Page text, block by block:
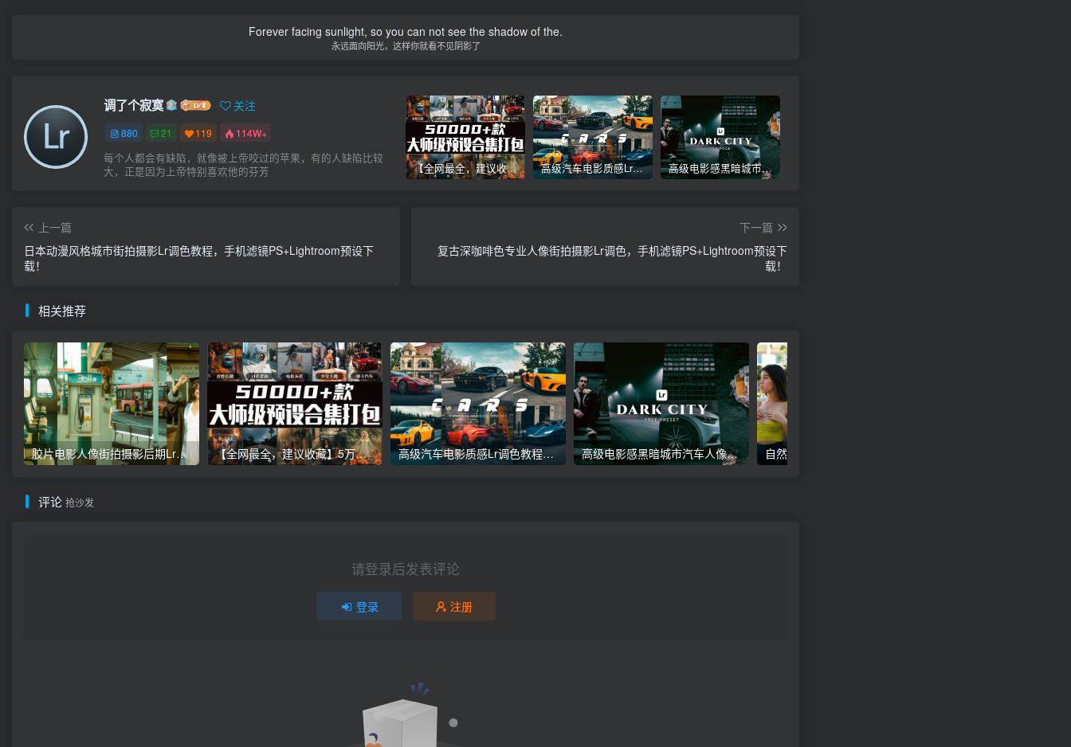
Forever facing sunlight, so you can not see the shadow of the.
永远面向阳光，这样你就看不见阴影了
调了个寂寞 关注
880 21 119 114W+
每个人都会有缺陷，就像被上帝咬过的苹果，有的人缺陷比较
大，正是因为上帝特别喜欢他的芬芳
【全网最全，建议收藏】5万多款Lr顶级调色预设合集，精心整理，分类清晰，摄影师调色师必备素材，够用一辈子！ 高级汽车电影质感Lr调色教程，手机滤镜PS+Lightroom预设下载！ 高级电影感黑暗城市汽车人像Lr调色，附手机滤镜PS+Lightroom预设下载！
上一篇
日本动漫风格城市街拍摄影Lr调色教程，手机滤镜PS+Lightroom预设下
载！
下一篇
复古深咖啡色专业人像街拍摄影Lr调色，手机滤镜PS+Lightroom预设下
载！
相关推荐
胶片电影人像街拍摄影后期Lr调色教程，手机滤镜PS+Lightroom预设下载！ 【全网最全，建议收藏】5万多款Lr顶级调色预设合集，精心整理，分类清晰，摄影师调色师必备素材，够用一辈子！ 高级汽车电影质感Lr调色教程，手机滤镜PS+Lightroom预设下载！ 高级电影感黑暗城市汽车人像Lr调色，附手机滤镜PS+Lightroom预设下载！
评论 抢沙发
请登录后发表评论
登录 注册